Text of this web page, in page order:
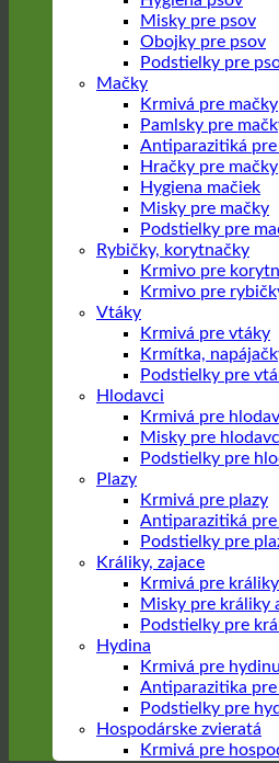
Misky pre psov
Obojky pre psov
Podstielky pre
Mačky
Krmivá pre mačky
Pamlsky pre
Antiparazitiká pre
Hračky pre mačky
Hygiena mačiek
Misky pre mačky
Podstielky pre
Rybičky, korytnačky
Krmivo pre
Krmivo pre
Vtáky
Krmivá pre vtáky
Krmítka,
Podstielky pre
Hlodavci
Krmivá pre
Misky pre
Podstielky pre
Plazy
Krmivá pre plazy
Antiparazitiká pre
Podstielky pre
Králiky, zajace
Krmivá pre
Misky pre králiky
Podstielky pre
Hydina
Krmivá pre hydinu
Antiparazitika
Podstielky pre
Hospodárske zvieratá
Krmivá pre